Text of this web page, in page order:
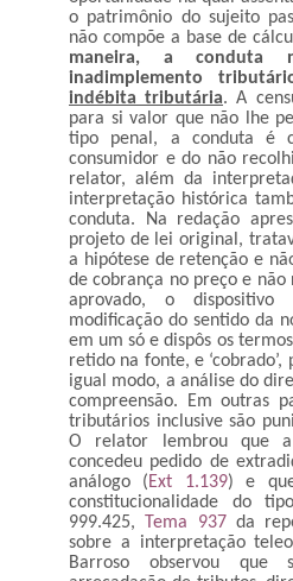
o patrimônio do sujeito
não compõe a base de
maneira, a conduta
inadimplemento
indébita tributária. A
para si valor que não lhe
tipo penal, a conduta é
consumidor e do não
relator, além da
interpretação histórica
conduta. Na redação
projeto de lei original,
a hipótese de retenção e
de cobrança no preço e
aprovado, o
modificação do sentido da
em um só e dispôs os
retido na fonte, e
igual modo, a análise do
compreensão. Em outras
tributários inclusive são
O relator lembrou que
concedeu pedido de
análogo (Ext 1.139) e
constitucionalidade do
999.425,
Tema 937da
sobre a interpretação
Barroso observou que